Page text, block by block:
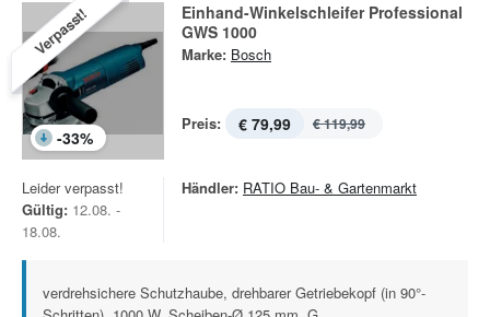
Verpasst!
-33%
Einhand-Winkelschleifer Professional
GWS 1000
Marke: Bosch
Preis: € 79,99 € 119,99
Leider verpasst!
Gültig: 12.08. -
18.08.
Händler: RATIO Bau- & Gartenmarkt
verdrehsichere Schutzhaube, drehbarer Getriebekopf (in 90°-